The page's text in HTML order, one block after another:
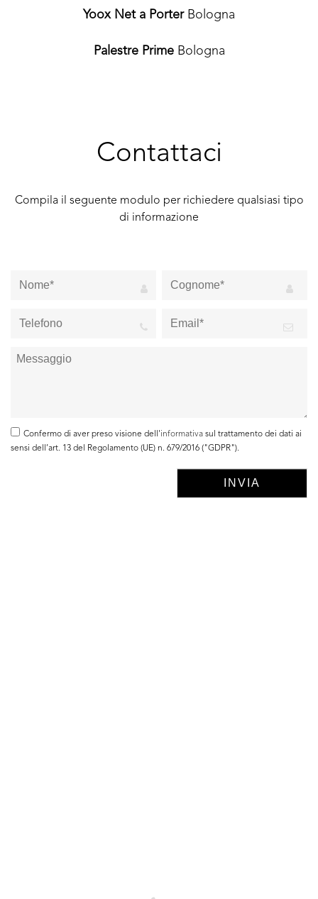
Yoox Net a Porter Bologna
Palestre Prime Bologna
Contattaci
Compila il seguente modulo per richiedere qualsiasi tipo
di informazione
Confermo di aver preso visione dell'informativa sul trattamento dei dati ai
sensi dell’art. 13 del Regolamento (UE) n. 679/2016 ("GDPR").